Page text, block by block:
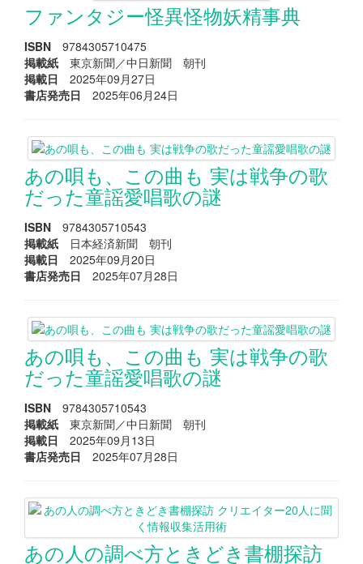
ファンタジー怪異怪物妖精事典
ISBN 9784305710475
掲載紙 東京新聞／中日新聞 朝刊
掲載日 2025年09月27日
書店発売日 2025年06月24日
あの唄も、この曲も 実は戦争の歌
だった童謡愛唱歌の謎
ISBN 9784305710543
掲載紙 日本経済新聞 朝刊
掲載日 2025年09月20日
書店発売日 2025年07月28日
あの唄も、この曲も 実は戦争の歌
だった童謡愛唱歌の謎
ISBN 9784305710543
掲載紙 東京新聞／中日新聞 朝刊
掲載日 2025年09月13日
書店発売日 2025年07月28日
あの人の調べ方ときどき書棚探訪